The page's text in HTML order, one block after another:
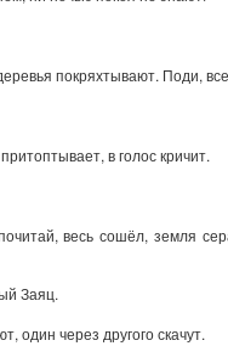
покряхтывают. Поди,
в голос кричит.
весь сошёл, земля
Заяц.
через другого скачут.